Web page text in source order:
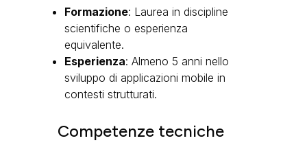
Formazione: Laurea in discipline
scientifiche o esperienza
equivalente.
Esperienza: Almeno 5 anni nello
sviluppo di applicazioni mobile in
contesti strutturati.
Competenze tecniche